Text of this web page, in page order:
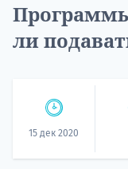
ли
15 дек 2020